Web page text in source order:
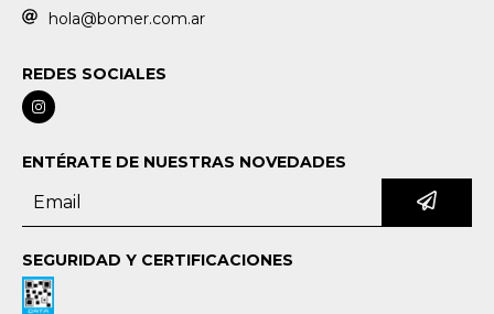
hola@bomer.com.ar
REDES SOCIALES
ENTÉRATE DE NUESTRAS NOVEDADES
SEGURIDAD Y CERTIFICACIONES